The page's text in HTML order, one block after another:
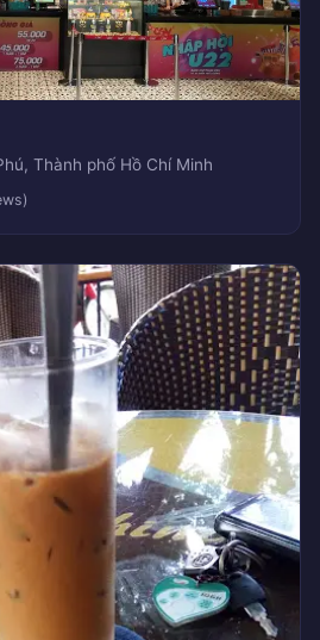
Thành phố Hồ Chí Minh